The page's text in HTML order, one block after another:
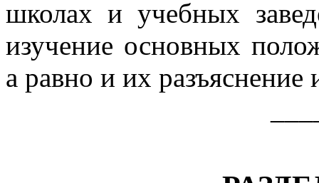
школах и учебных
изучение основных
а равно и их разъяснение